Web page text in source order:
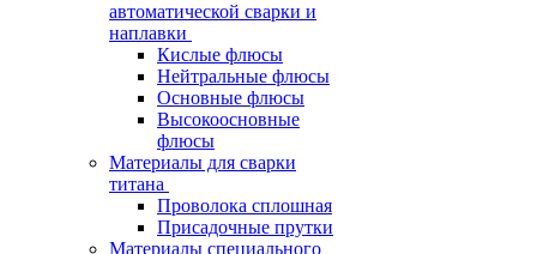
автоматической сварки и
наплавки
Кислые флюсы
Нейтральные флюсы
Основные флюсы
Высокоосновные
флюсы
Материалы для сварки
титана
Проволока сплошная
Присадочные прутки
Материалы специального